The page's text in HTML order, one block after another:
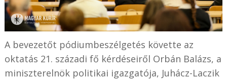
A bevezetőt pódiumbeszélgetés követte az
oktatás 21. századi fő kérdéseiről Orbán Balázs, a
miniszterelnök politikai igazgatója, Juhácz-Laczik